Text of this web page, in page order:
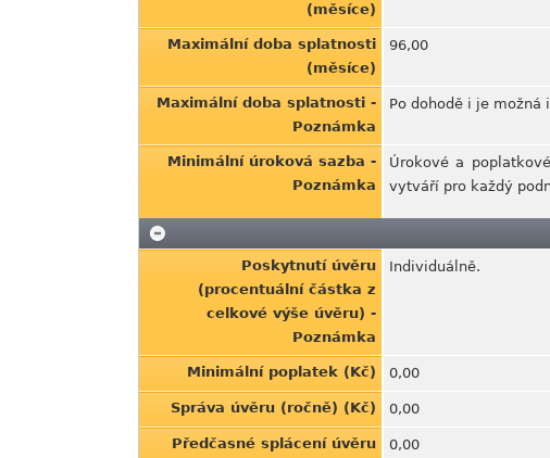
(měsíce)
Maximální doba splatnosti
(měsíce)
96,00
Maximální doba splatnosti -
Poznámka
Po dohodě i je možná
Minimální úroková sazba -
Poznámka
Úrokové a
vytváří pro každý
Poskytnutí úvěru
(procentuální částka z
celkové výše úvěru) -
Poznámka
Individuálně.
Minimální poplatek (Kč) 0,00
Správa úvěru (ročně) (Kč) 0,00
Předčasné splácení úvěru
0,00